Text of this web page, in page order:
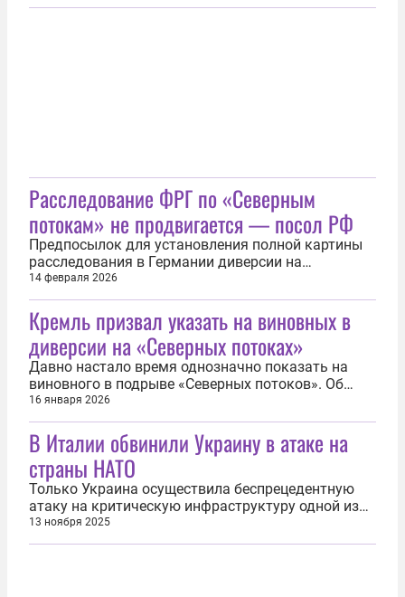
европейцев за бесценок. Об этом 13 мая
Расследование ФРГ по «Северным
потокам» не продвигается — посол РФ
Предпосылок для установления полной картины
расследования в Германии диверсии на
газопроводах «Северный поток» и «Северный
поток — 2», а также привлечения всех виновных к
ответственности нет. Об этом заявил посол
России в ФРГ Сергей Нечаев. «С момента теракта
прошло три с половиной года, однако...
14 февраля 2026
Кремль призвал указать на виновных в
диверсии на «Северных потоках»
Давно настало время однозначно показать на
виновного в подрыве «Северных потоков». Об
этом 16 января заявил журналистам пресс-
секретарь президента России Дмитрий Песков. Он
ответил на просьбу прокомментировать решение
Верховного суда Германии, в котором сказано:
суд считает «весьма вероятным», что...
16 января 2026
В Италии обвинили Украину в атаке на
страны НАТО
Только Украина осуществила беспрецедентную
атаку на критическую инфраструктуру одной из
стран НАТО. Об этом в четверг, 13 ноября, заявил
политик и профессор из Италии Микеле Джерачи.
13 ноября 2025